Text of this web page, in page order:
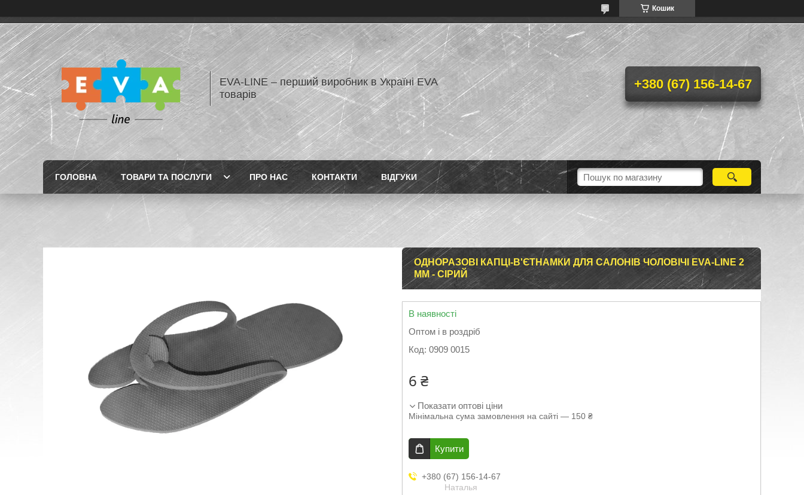
Кошик
EVA-LINE – перший виробник в Україні EVA
товарів
+380 (67) 156-14-67
ГОЛОВНА ТОВАРИ ТА ПОСЛУГИ ПРО НАС КОНТАКТИ ВІДГУКИ
ОДНОРАЗОВІ КАПЦІ-В'ЄТНАМКИ ДЛЯ САЛОНІВ ЧОЛОВІЧІ EVA-LINE 2
ММ - СІРИЙ
В наявності
Оптом і в роздріб
Код: 0909 0015
6 ₴
Показати оптові ціни
Мінімальна сума замовлення на сайті — 150 ₴
Купити
+380 (67) 156-14-67
Наталья